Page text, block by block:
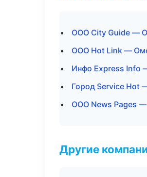
ООО City Guide —
ООО Hot Link —
Инфо Express Info
Город Service Hot
ООО News Pages —
Другие